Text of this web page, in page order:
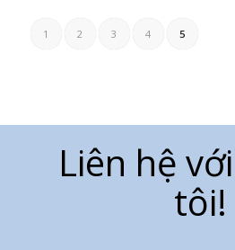
1 2 3 4 5
Liên hệ
tôi!